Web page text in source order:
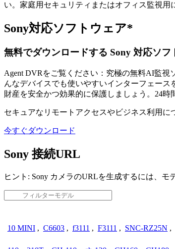
い。家庭用セキュリティまたはオフィス監視用
Sony対応ソフトウェア*
無料でダウンロードする Sony 対応ソフ
Agent DVRをご覧ください：究極の無料AI監
んなデバイスでも使いやすいインターフェー
財産を安全かつ効果的に保護しましょう。24
セキュアなリモートアクセスやビジネス利用に
今すぐダウンロード
Sony 接続URL
ヒント: Sony カメラのURLを生成するには、モ
10 MINI , C6603 , f3111 , F3111 , SNC-RZ25N ,